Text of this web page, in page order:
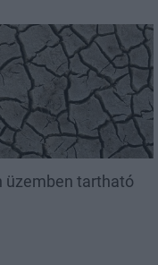
üzemben tartható